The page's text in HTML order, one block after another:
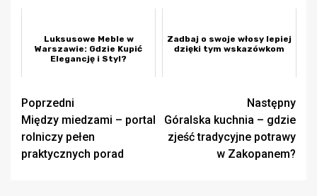
Luksusowe Meble w
Warszawie: Gdzie Kupić
Elegancję i Styl?
Zadbaj o swoje włosy lepiej
dzięki tym wskazówkom
Zobacz
wpisy
Poprzedni
Między miedzami – portal
rolniczy pełen
praktycznych porad
Następny
Góralska kuchnia – gdzie
zjeść tradycyjne potrawy
w Zakopanem?